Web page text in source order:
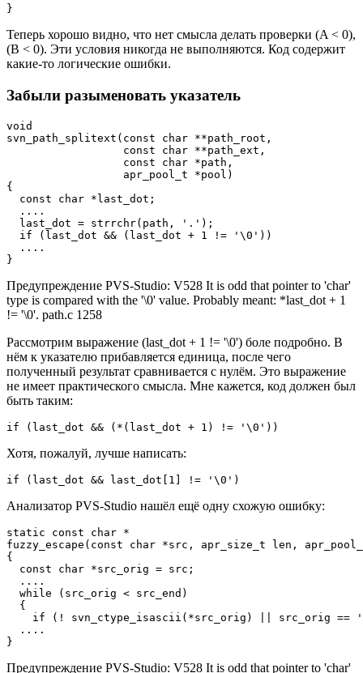
}
Теперь хорошо видно, что нет смысла делать проверки (A < 0),
(B < 0). Эти условия никогда не выполняются. Код содержит
какие-то логические ошибки.
Забыли разыменовать указатель
void
svn_path_splitext(const char **path_root,
                  const char **path_ext,
                  const char *path,
                  apr_pool_t *pool)
{
  const char *last_dot;
  ....
  last_dot = strrchr(path, '.');
  if (last_dot && (last_dot + 1 != '\0'))
  ....
}
Предупреждение PVS-Studio: V528 It is odd that pointer to 'char'
type is compared with the '\0' value. Probably meant: *last_dot + 1
!= '\0'. path.c 1258
Рассмотрим выражение (last_dot + 1 != '\0') боле подробно. В
нём к указателю прибавляется единица, после чего
полученный результат сравнивается с нулём. Это выражение
не имеет практического смысла. Мне кажется, код должен был
быть таким:
if (last_dot && (*(last_dot + 1) != '\0'))
Хотя, пожалуй, лучше написать:
if (last_dot && last_dot[1] != '\0')
Анализатор PVS-Studio нашёл ещё одну схожую ошибку:
static const char *
fuzzy_escape(const char *src, apr_size_t len,
{
  const char *src_orig = src;
  ....
  while (src_orig < src_end)
  {
if (! svn_ctype_isascii(*src_orig) || src_orig ==
  ....
}
Предупреждение PVS-Studio: V528 It is odd that pointer to 'char'